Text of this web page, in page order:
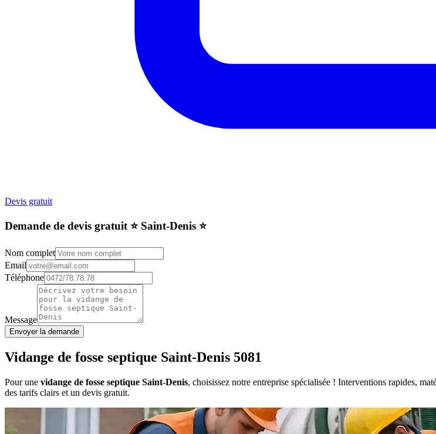
Devis gratuit
Demande de devis gratuit ⭐️ Saint-Denis ⭐️
Nom complet
Email
Téléphone
Message
Envoyer la demande
Vidange de fosse septique Saint-Denis 5081
Pour une vidange de fosse septique Saint-Denis, choisissez notre entreprise spécialisée ! Interventions rapides,
des tarifs clairs et un devis gratuit.